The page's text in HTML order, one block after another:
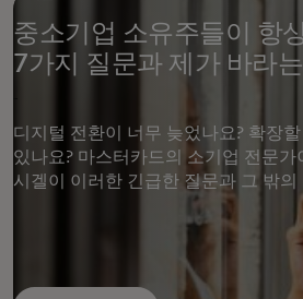
중소기업 소유주들이 항
7가지 질문과 제가 바라
디지털 전환이 너무 늦었나요? 확장
있나요? 마스터카드의 소기업 전문가
시겔이 이러한 긴급한 질문과 그 밖의